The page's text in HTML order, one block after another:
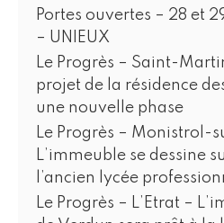
Portes ouvertes – 28 et
– UNIEUX
Le Progrès – Saint-
projet de la résidence
une nouvelle phase
Le Progrès – Monistrol-
L’immeuble se dessine
l’ancien lycée
Le Progrès – L’Etrat –